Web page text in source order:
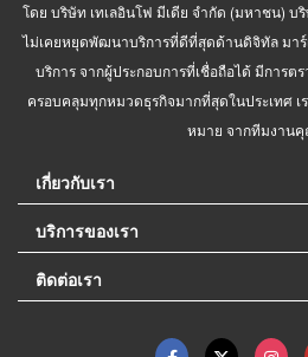
โดย บริษัท เทเลอินโฟ มีเดีย จำกัด (มหาชน) บ
ไม่เคยหยุดพัฒนาบริการที่ดีที่สุดด้านดิจิทัล มาร์
บริการ จากผู้ประกอบการที่เชื่อถือได้ มีการ
ครอบคลุมทุกหมวดธุรกิจมากที่สุดในประเทศ
หมาย จากทีมงาน
เกี่ยวกับเรา
บริการของเรา
ติดต่อเรา